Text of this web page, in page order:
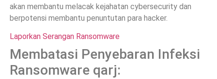
akan membantu melacak kejahatan cybersecurity dan
berpotensi membantu penuntutan para hacker.
Laporkan Serangan Ransomware
Membatasi Penyebaran Infeksi
Ransomware qarj: